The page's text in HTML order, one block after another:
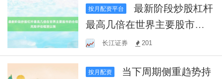
按月配资平台
最新阶段炒股杠杆
最高几倍在世界主要股市的
合规风险评估框架以策
长江证券 201
按月配资